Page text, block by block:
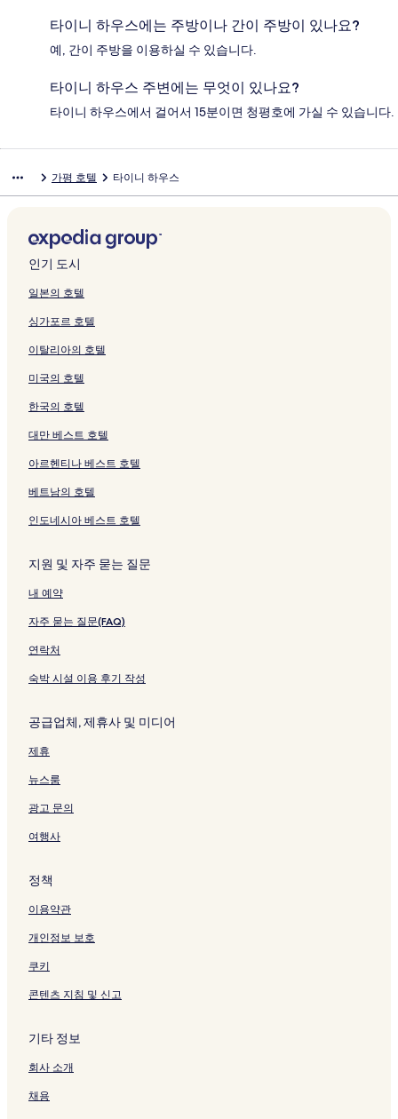
타이니 하우스에는 주방이나 간이 주방이 있나요?
예, 간이 주방을 이용하실 수 있습니다.
타이니 하우스 주변에는 무엇이 있나요?
타이니 하우스에서 걸어서 15분이면 청평호에 가실 수 있습니다.
가평 호텔 타이니 하우스
인기 도시
일본의 호텔
싱가포르 호텔
이탈리아의 호텔
미국의 호텔
한국의 호텔
대만 베스트 호텔
아르헨티나 베스트 호텔
베트남의 호텔
인도네시아 베스트 호텔
지원 및 자주 묻는 질문
내 예약
자주 묻는 질문(FAQ)
연락처
숙박 시설 이용 후기 작성
공급업체, 제휴사 및 미디어
제휴
뉴스룸
광고 문의
여행사
정책
이용약관
개인정보 보호
쿠키
콘텐츠 지침 및 신고
기타 정보
회사 소개
채용